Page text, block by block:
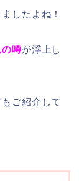
したよね！
の噂が浮上し
ご紹介して